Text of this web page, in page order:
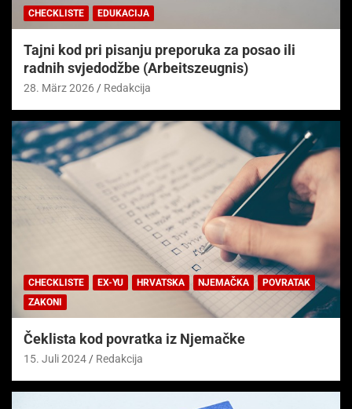
CHECKLISTE EDUKACIJA
Tajni kod pri pisanju preporuka za posao ili
radnih svjedodžbe (Arbeitszeugnis)
28. März 2026 Redakcija
CHECKLISTE EX-YU HRVATSKA NJEMAČKA
POVRATAK
ZAKONI
Čeklista kod povratka iz Njemačke
15. Juli 2024 Redakcija